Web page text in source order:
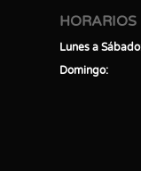
HORARIOS
Lunes a Sábado
Domingo